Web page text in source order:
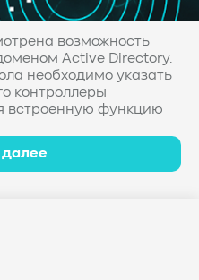
возможность
Active Directory.
необходимо указать
контроллеры
встроенную функцию
далее